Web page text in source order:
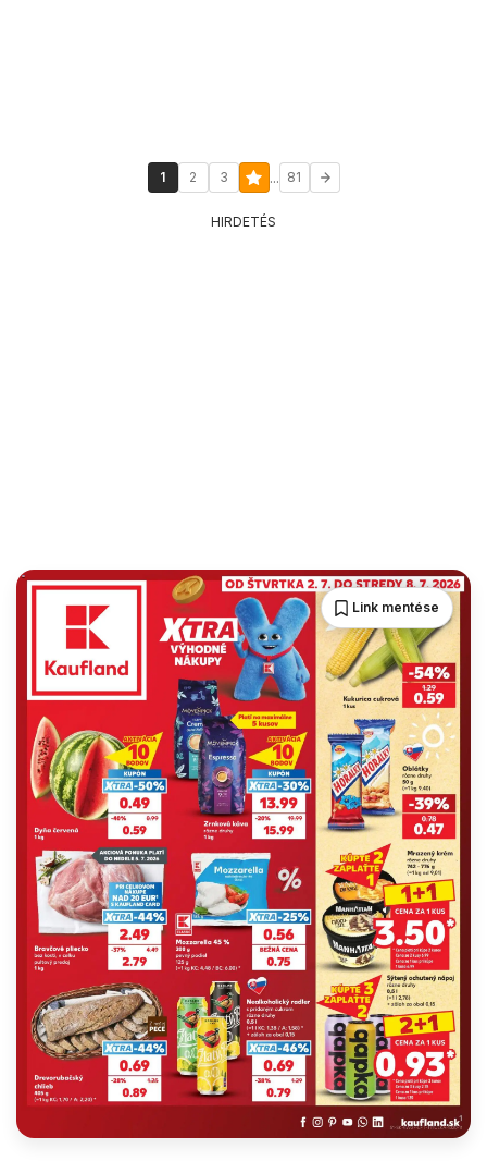
1 2 3 ... 81
HIRDETÉS
Link mentése